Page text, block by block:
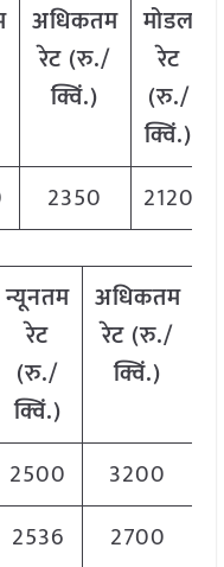
अधिकतम
रेट (रु./
क्विं.)
मोडल
रेट
(रु./
क्विं.)
2350 2120
न्यूनतम
रेट
(रु./
क्विं.)
अधिकतम
रेट (रु./
क्विं.)
2500 3200
2536 2700